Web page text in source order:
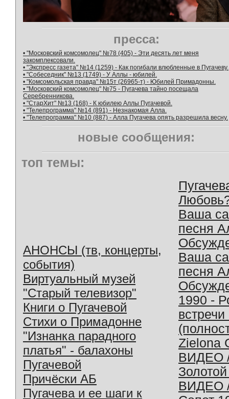
пресса:
• "Московский комсомолец" №78 (405) - Эти десять лет меня
закомплексовали.
• "Экспресс газета" №14 (1259) - Как погибали влюбленные в Пугачеву.
• "Собеседник" №13 (1749) - У Аллы - юбилей.
• "Комсомольская правда" №15т (26965-т) - Юбилей Примадонны.
• "Московский комсомолец" №75 - Пугачева тайно посещала
Серебренникова.
• "СтарХит" №13 (168) - К юбилею Аллы Пугачевой.
• "Телепрограмма" №14 (891) - Незнакомая Алла.
• "Телепрограмма" №10 (887) - Алла Пугачева опять разрешила весну.
новые сообщения:
топ темы:
АНОНСЫ (тв, концерты,
события)
Виртуальный музей
"Старый телевизор"
Книги о Пугачевой
Стихи о Примадонне
"Изнанка парадного
платья" - балахоны
Пугачевой
Причёски АБ
Пугачева и ее шаги к
Ваша
песня
Ваша
песня
1990 -
Zielona
ВИДЕО
ВИДЕО